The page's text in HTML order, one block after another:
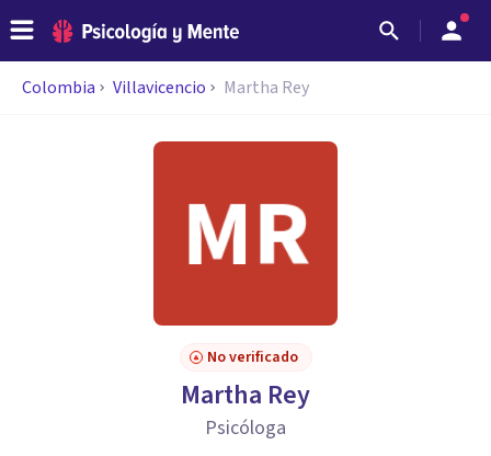
Colombia Villavicencio Martha Rey
No verificado
Martha Rey
Psicóloga